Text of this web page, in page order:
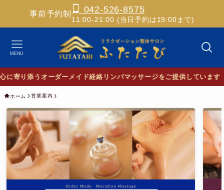
事前予約制 042-526-8575
11:00-21:00 (当日予約は19:00まで)
MENU
ホーム 営業案内